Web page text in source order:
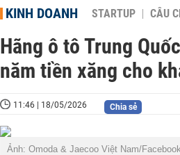
KINH DOANH STARTUP CÂU
Hãng ô tô Trung
năm tiền xăng cho
11:46 | 18/05/2026 Chia sẻ
Ảnh: Omoda & Jaecoo Việt Nam/Facebook.